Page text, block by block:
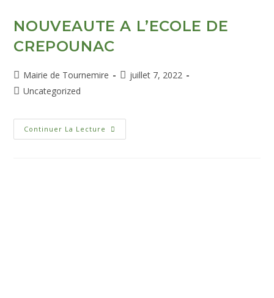
NOUVEAUTE A L’ECOLE DE
CREPOUNAC
Mairie de Tournemire
juillet 7, 2022
Uncategorized
Continuer La Lecture